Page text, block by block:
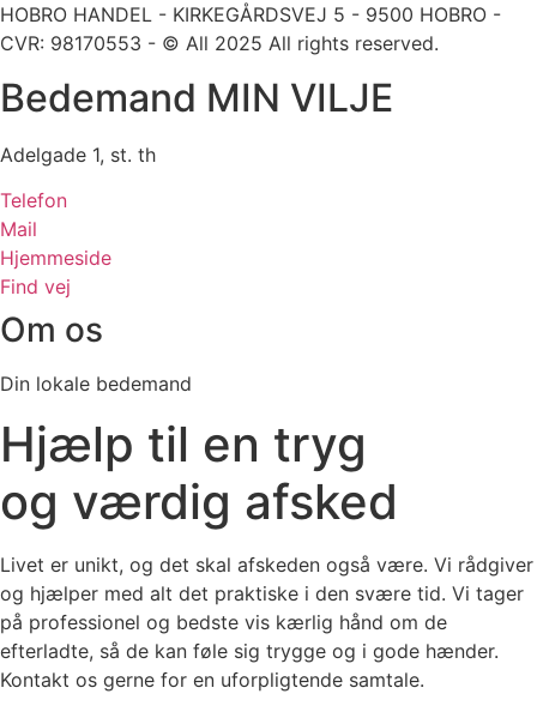
HOBRO HANDEL - KIRKEGÅRDSVEJ 5 - 9500 HOBRO -
CVR: 98170553 - © All 2025 All rights reserved.
Bedemand MIN VILJE
Adelgade 1, st. th
Telefon
Mail
Hjemmeside
Find vej
Om os
Din lokale bedemand
Hjælp til en tryg
og værdig afsked
Livet er unikt, og det skal afskeden også være. Vi rådgiver
og hjælper med alt det praktiske i den svære tid. Vi tager
på professionel og bedste vis kærlig hånd om de
efterladte, så de kan føle sig trygge og i gode hænder.
Kontakt os gerne for en uforpligtende samtale.